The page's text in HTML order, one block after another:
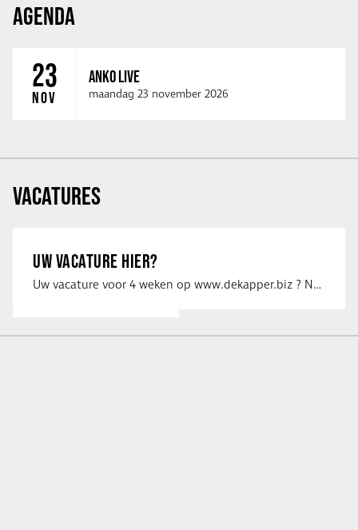
AGENDA
23
NOV
ANKO LIVE
maandag 23 november 2026
VACATURES
UW VACATURE HIER?
Uw vacature voor 4 weken op www.dekapper.biz ? Neem dan contact op met Maaike …